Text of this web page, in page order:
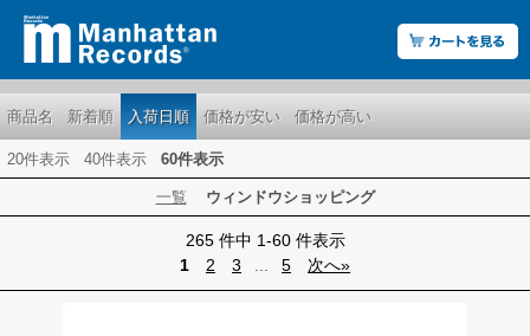
商品名 新着順 入荷日順 価格が安い 価格が高い
20件表示 40件表示 60件表示
一覧 ウィンドウショッピング
265 件中 1-60 件表示
1
2 3 5 次へ»